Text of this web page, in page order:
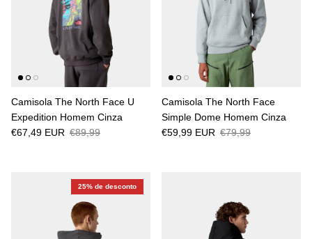
Camisola The North Face U
Expedition Homem Cinza
€67,49 EUR €89,99
Camisola The North Face
Simple Dome Homem Cinza
€59,99 EUR €79,99
25% de desconto